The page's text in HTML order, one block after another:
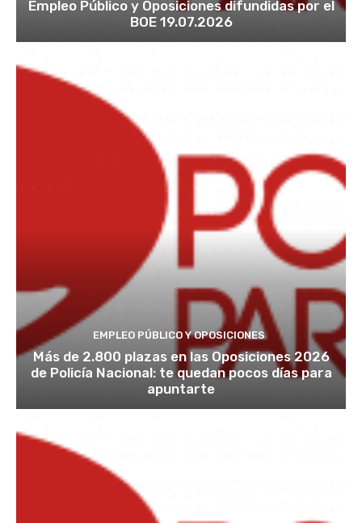
Empleo Público y Oposiciones difundidas por el
BOE 19.07.2026
EMPLEO PÚBLICO Y OPOSICIONES
Más de 2.800 plazas en las Oposiciones 2026
de Policía Nacional: te quedan pocos días para
apuntarte